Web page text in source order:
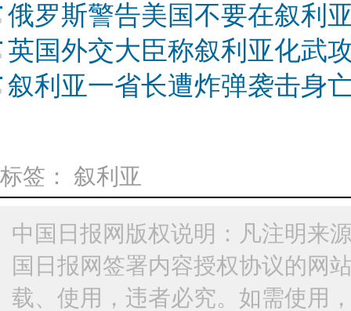
俄罗斯警告美国不要在叙利
英国外交大臣称叙利亚化武
叙利亚一省长遭炸弹袭击身
标签： 叙利亚
中国日报网版权说明：凡注明来
国日报网签署内容授权协议的网
载、使用，违者必究。如需使用